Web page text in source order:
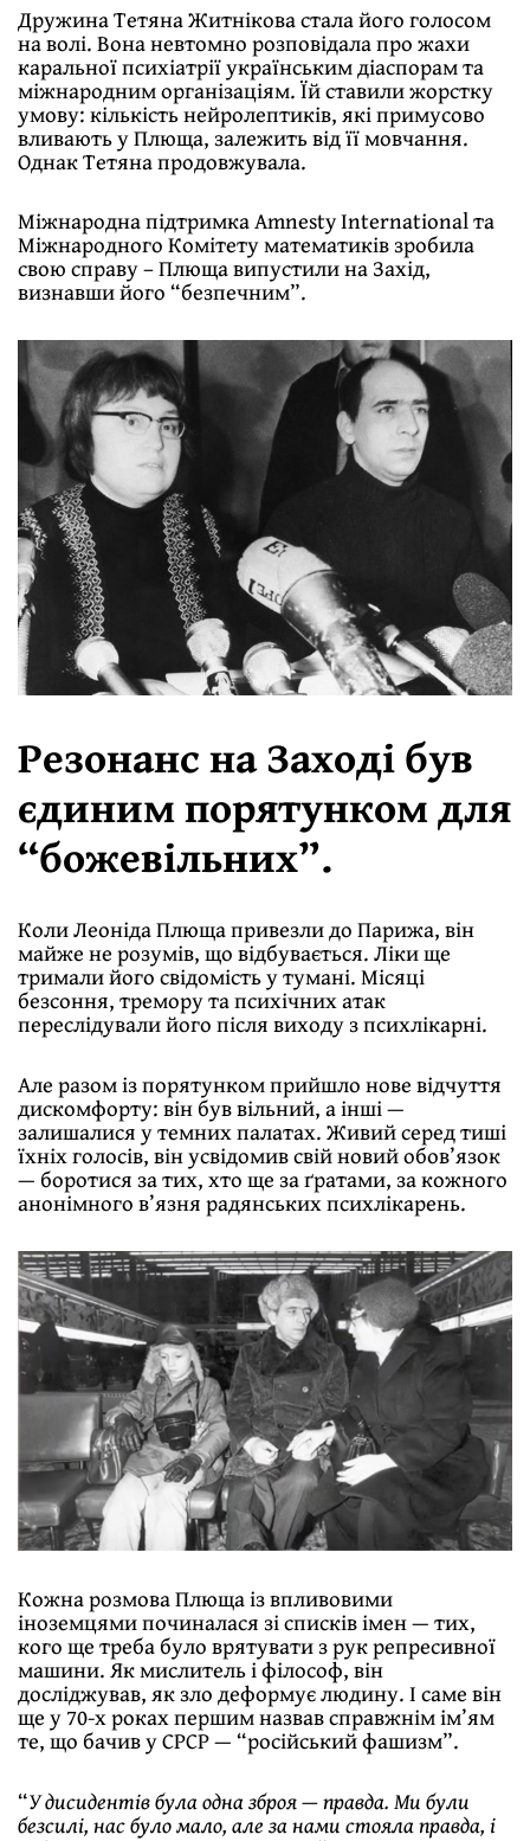
Дружина Тетяна Житнікова стала його голосом
на волі. Вона невтомно розповідала про жахи
каральної психіатрії українським діаспорам та
міжнародним організаціям. Їй ставили жорстку
умову: кількість нейролептиків, які примусово
вливають у Плюща, залежить від її мовчання.
Однак Тетяна продовжувала.
Міжнародна підтримка Amnesty International та
Міжнародного Комітету математиків зробила
свою справу – Плюща випустили на Захід,
визнавши його “безпечним”.
Резонанс на Заході був
єдиним порятунком для
“божевільних”.
Коли Леоніда Плюща привезли до Парижа, він
майже не розумів, що відбувається. Ліки ще
тримали його свідомість у тумані. Місяці
безсоння, тремору та психічних атак
переслідували його після виходу з психлікарні.
Але разом із порятунком прийшло нове відчуття
дискомфорту: він був вільний, а інші —
залишалися у темних палатах. Живий серед тиші
їхніх голосів, він усвідомив свій новий обов’язок
— боротися за тих, хто ще за ґратами, за кожного
анонімного в’язня радянських психлікарень.
Кожна розмова Плюща із впливовими
іноземцями починалася зі списків імен — тих,
кого ще треба було врятувати з рук репресивної
машини. Як мислитель і філософ, він
досліджував, як зло деформує людину. І саме він
ще у 70-х роках першим назвав справжнім ім’ям
те, що бачив у СРСР — “російський фашизм”.
“У дисидентів була одна зброя — правда. Ми були
безсилі, нас було мало, але за нами стояла правда, і